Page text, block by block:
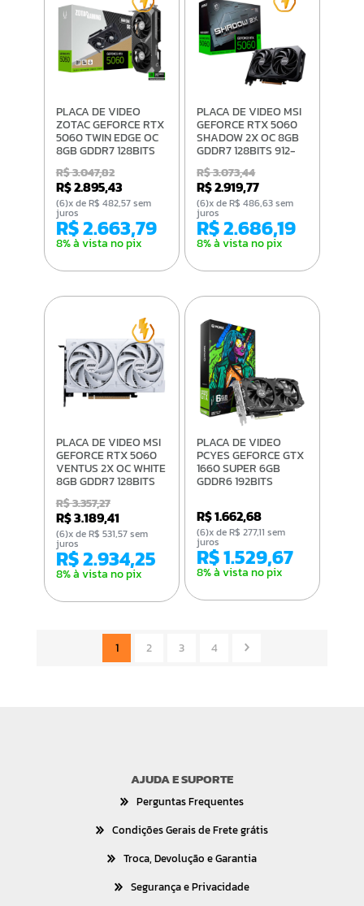
PLACA DE VIDEO
ZOTAC GEFORCE RTX
5060 TWIN EDGE OC
8GB GDDR7 128BITS
ZT-B50600H-10M
R$ 3.047,82
R$ 2.895,43
R$ 2.663,79
8% à vista no pix
(6)x de R$ 482,57 sem
juros
PLACA DE VIDEO MSI
GEFORCE RTX 5060
SHADOW 2X OC 8GB
GDDR7 128BITS 912-
V537-038
R$ 3.073,44
R$ 2.919,77
R$ 2.686,19
8% à vista no pix
(6)x de R$ 486,63 sem
juros
PLACA DE VIDEO MSI
GEFORCE RTX 5060
VENTUS 2X OC WHITE
8GB GDDR7 128BITS
912-V537-018
R$ 3.357,27
R$ 3.189,41
R$ 2.934,25
8% à vista no pix
(6)x de R$ 531,57 sem
juros
PLACA DE VIDEO
PCYES GEFORCE GTX
1660 SUPER 6GB
GDDR6 192BITS
R$ 1.662,68
R$ 1.529,67
8% à vista no pix
(6)x de R$ 277,11 sem
juros
1 2 3 4
AJUDA E SUPORTE
Perguntas Frequentes
Condições Gerais de Frete grátis
Troca, Devolução e Garantia
Segurança e Privacidade